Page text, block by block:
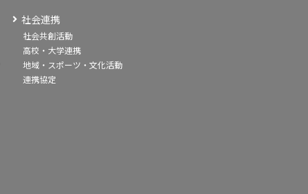
社会連携
社会共創活動
高校・大学連携
地域・スポーツ・文化活動
連携協定